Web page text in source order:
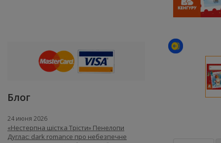
Блог
24 июня 2026
«Нестерпна шістка Трісти» Пенелопи
Дуглас: dark romance про небезпечне